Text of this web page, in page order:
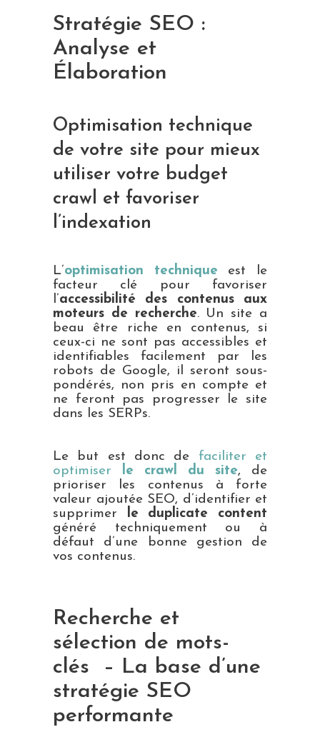
Stratégie SEO :
Analyse et
Élaboration
Optimisation technique
de votre site pour mieux
utiliser votre budget
crawl et favoriser
l’indexation
L’optimisation technique est le
facteur clé pour favoriser
l’accessibilité des contenus aux
moteurs de recherche. Un site a
beau être riche en contenus, si
ceux-ci ne sont pas accessibles et
identifiables facilement par les
robots de Google, il seront sous-
pondérés, non pris en compte et
ne feront pas progresser le site
dans les SERPs.
Le but est donc de faciliter et
optimiser le crawl du site, de
prioriser les contenus à forte
valeur ajoutée SEO, d’identifier et
supprimer le duplicate content
généré techniquement ou à
défaut d’une bonne gestion de
vos contenus.
Recherche et
sélection de mots-
clés – La base d’une
stratégie SEO
performante